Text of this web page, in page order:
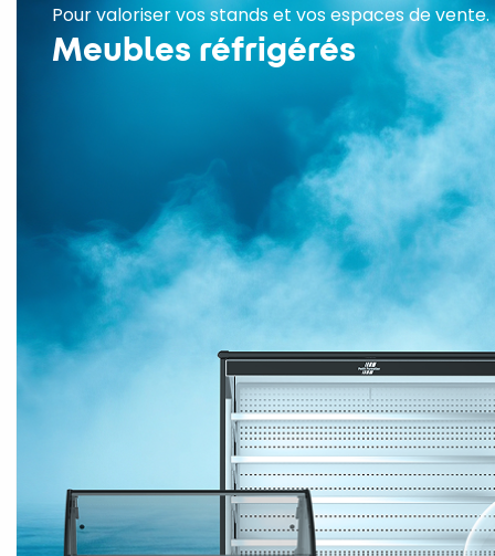
Pour valoriser vos stands et vos espaces de vente.
Meubles réfrigérés